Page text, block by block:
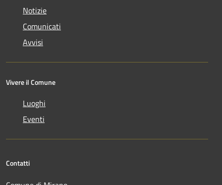
Notizie
Comunicati
Avvisi
Vivere il Comune
Luoghi
Eventi
Contatti